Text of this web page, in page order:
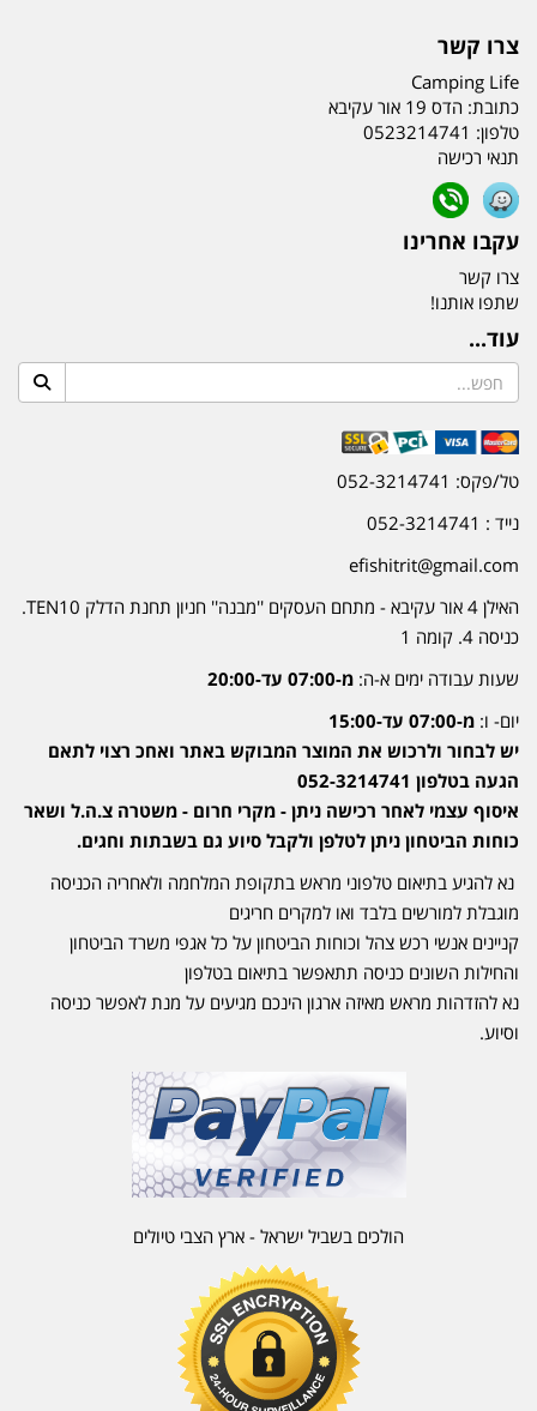
צרו קשר
Camping Life
כתובת: הדס 19 אור עקיבא
טלפון: 0523214741
תנאי רכישה
עקבו אחרינו
צרו קשר
שתפו אותנו!
עוד...
טל/פקס: 052-3214741
נייד : 052-3214741
efishitrit@gmail.com
האילן 4 אור עקיבא - מתחם העסקים ''מבנה'' חניון תחנת הדלק TEN10.
כניסה 4. קומה 1
שעות עבודה ימים א-ה: מ-07:00 עד-20:00
יום- ו: מ-07:00 עד-15:00
יש לבחור ולרכוש את המוצר המבוקש באתר ואחכ רצוי לתאם
הגעה בטלפון 052-3214741
איסוף עצמי לאחר רכישה ניתן - מקרי חרום - משטרה צ.ה.ל ושאר
כוחות הביטחון ניתן לטלפן ולקבל סיוע גם בשבתות וחגים.
נא להגיע בתיאום טלפוני מראש בתקופת המלחמה ולאחריה הכניסה
מוגבלת למורשים בלבד ואו למקרים חריגים
קניינים אנשי רכש צהל וכוחות הביטחון על כל אגפי משרד הביטחון
והחילות השונים כניסה תתאפשר בתיאום בטלפון
נא להזדהות מראש מאיזה ארגון הינכם מגיעים על מנת לאפשר כניסה
וסיוע.
הולכים בשביל ישראל - ארץ הצבי טיולים